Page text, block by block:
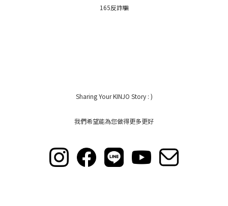
165反詐騙
Sharing Your KINJO Story : )
我們希望能為您做得更多更好